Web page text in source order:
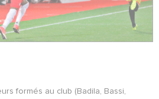
formés au club (Badila, Bassi,